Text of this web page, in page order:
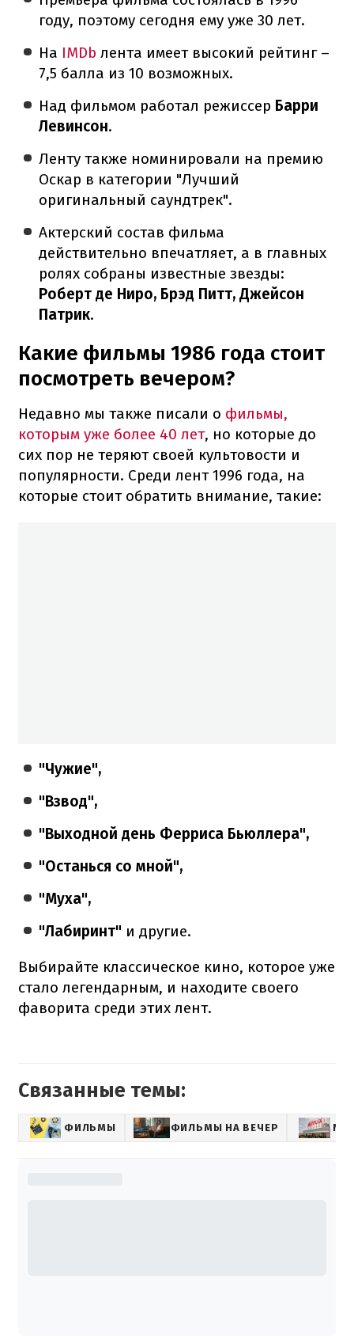
году, поэтому сегодня ему уже 30 лет.
На IMDbлента имеет высокий рейтинг –
7,5 балла из 10 возможных.
Над фильмом работал режиссер Барри
Левинсон.
Ленту также номинировали на премию
Оскар в категории "Лучший
оригинальный саундтрек".
Актерский состав фильма
действительно впечатляет, а в главных
ролях собраны известные звезды:
Роберт де Ниро, Брэд Питт, Джейсон
Патрик.
Какие фильмы 1986 года стоит
посмотреть вечером?
Недавно мы также писали о фильмы,
которым уже более 40 лет, но которые до
сих пор не теряют своей культовости и
популярности. Среди лент 1996 года, на
которые стоит обратить внимание, такие:
"Чужие",
"Взвод",
"Выходной день Ферриса Бьюллера",
"Останься со мной",
"Муха",
"Лабиринт" и другие.
Выбирайте классическое кино, которое уже
стало легендарным, и находите своего
фаворита среди этих лент.
Связанные темы:
ФИЛЬМЫ ФИЛЬМЫ НА ВЕЧЕР